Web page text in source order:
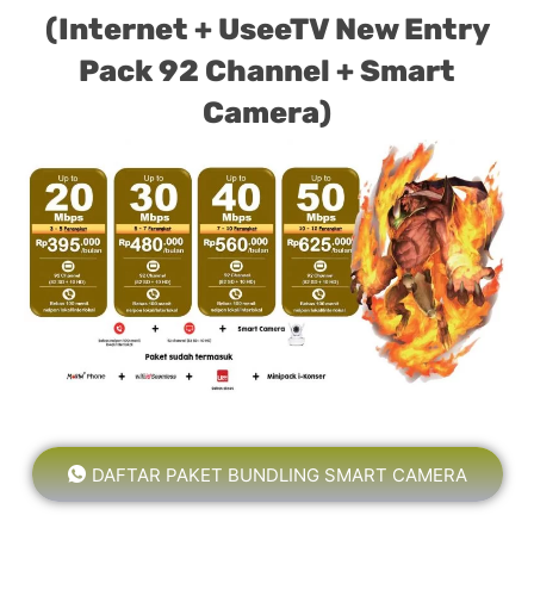
(Internet + UseeTV New Entry
Pack 92 Channel + Smart
Camera)
DAFTAR PAKET BUNDLING SMART CAMERA